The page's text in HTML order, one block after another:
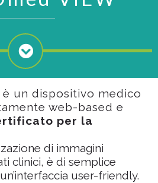
è un dispositivo medico
web-based e
per la
di immagini
clinici, è di semplice
user-friendly.